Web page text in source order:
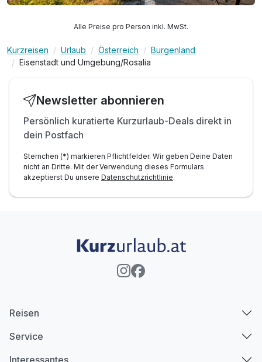
Alle Preise pro Person inkl. MwSt.
Kurzreisen Urlaub Österreich
Burgenland
Eisenstadt und Umgebung/Rosalia
Newsletter abonnieren
Persönlich kuratierte Kurzurlaub-Deals direkt in
dein Postfach
Sternchen (*) markieren Pflichtfelder. Wir geben Deine Daten
nicht an Dritte. Mit der Verwendung dieses Formulars
akzeptierst Du unsere Datenschutzrichtlinie.
Reisen
Service
Interessantes